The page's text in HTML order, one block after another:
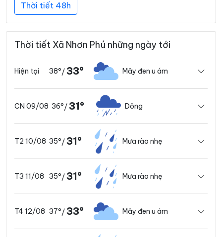
Thời tiết 48h
Thời tiết Xã Nhơn Phú những ngày tới
Hiện tại 38°/ 33° Mây đen u ám
CN 09/08 36°/ 31° Dông
T2 10/08 35°/ 31° Mưa rào nhẹ
T3 11/08 35°/ 31° Mưa rào nhẹ
T4 12/08 37°/ 33° Mây đen u ám